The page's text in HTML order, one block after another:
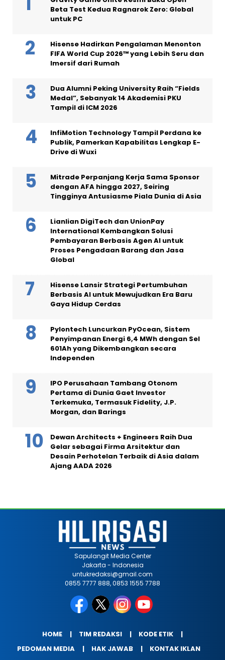
Beta Test Kedua Ragnarok Zero: Global
untuk PC
Hisense Hadirkan Pengalaman Menonton
FIFA World Cup 2026™ yang Lebih Seru dan
Imersif dari Rumah
Dua Alumni Peking University Raih “Fields
Medal”, Sebanyak 14 Akademisi PKU
Tampil di ICM 2026
InfiMotion Technology Tampil Perdana ke
Publik, Pamerkan Kapabilitas Lengkap E-
Drive di Wuxi
Mitrade Perpanjang Kerja Sama Sponsor
dengan AFA hingga 2027, Seiring
Tingginya Antusiasme Piala Dunia di Asia
Lianlian DigiTech dan UnionPay
International Kembangkan Solusi
Pembayaran Berbasis Agen AI untuk
Proses Pengadaan Barang dan Jasa
Global
Hisense Lansir Strategi Pertumbuhan
Berbasis AI untuk Mewujudkan Era Baru
Gaya Hidup Cerdas
Pylontech Luncurkan PyOcean, Sistem
Penyimpanan Energi 6,4 MWh dengan Sel
601Ah yang Dikembangkan secara
Independen
IPO Perusahaan Tambang Otonom
Pertama di Dunia Gaet Investor
Terkemuka, Termasuk Fidelity, J.P.
Morgan, dan Barings
Dewan Architects + Engineers Raih Dua
Gelar sebagai Firma Arsitektur dan
Desain Perhotelan Terbaik di Asia dalam
Ajang AADA 2026
Sapulangit Media Center
Jakarta - Indonesia
untukredaksi@gmail.com
0855 7777 888, 0853 1555 7788
HOME TIM REDAKSI
KODE ETIK
PEDOMAN MEDIA
HAK JAWAB KONTAK IKLAN